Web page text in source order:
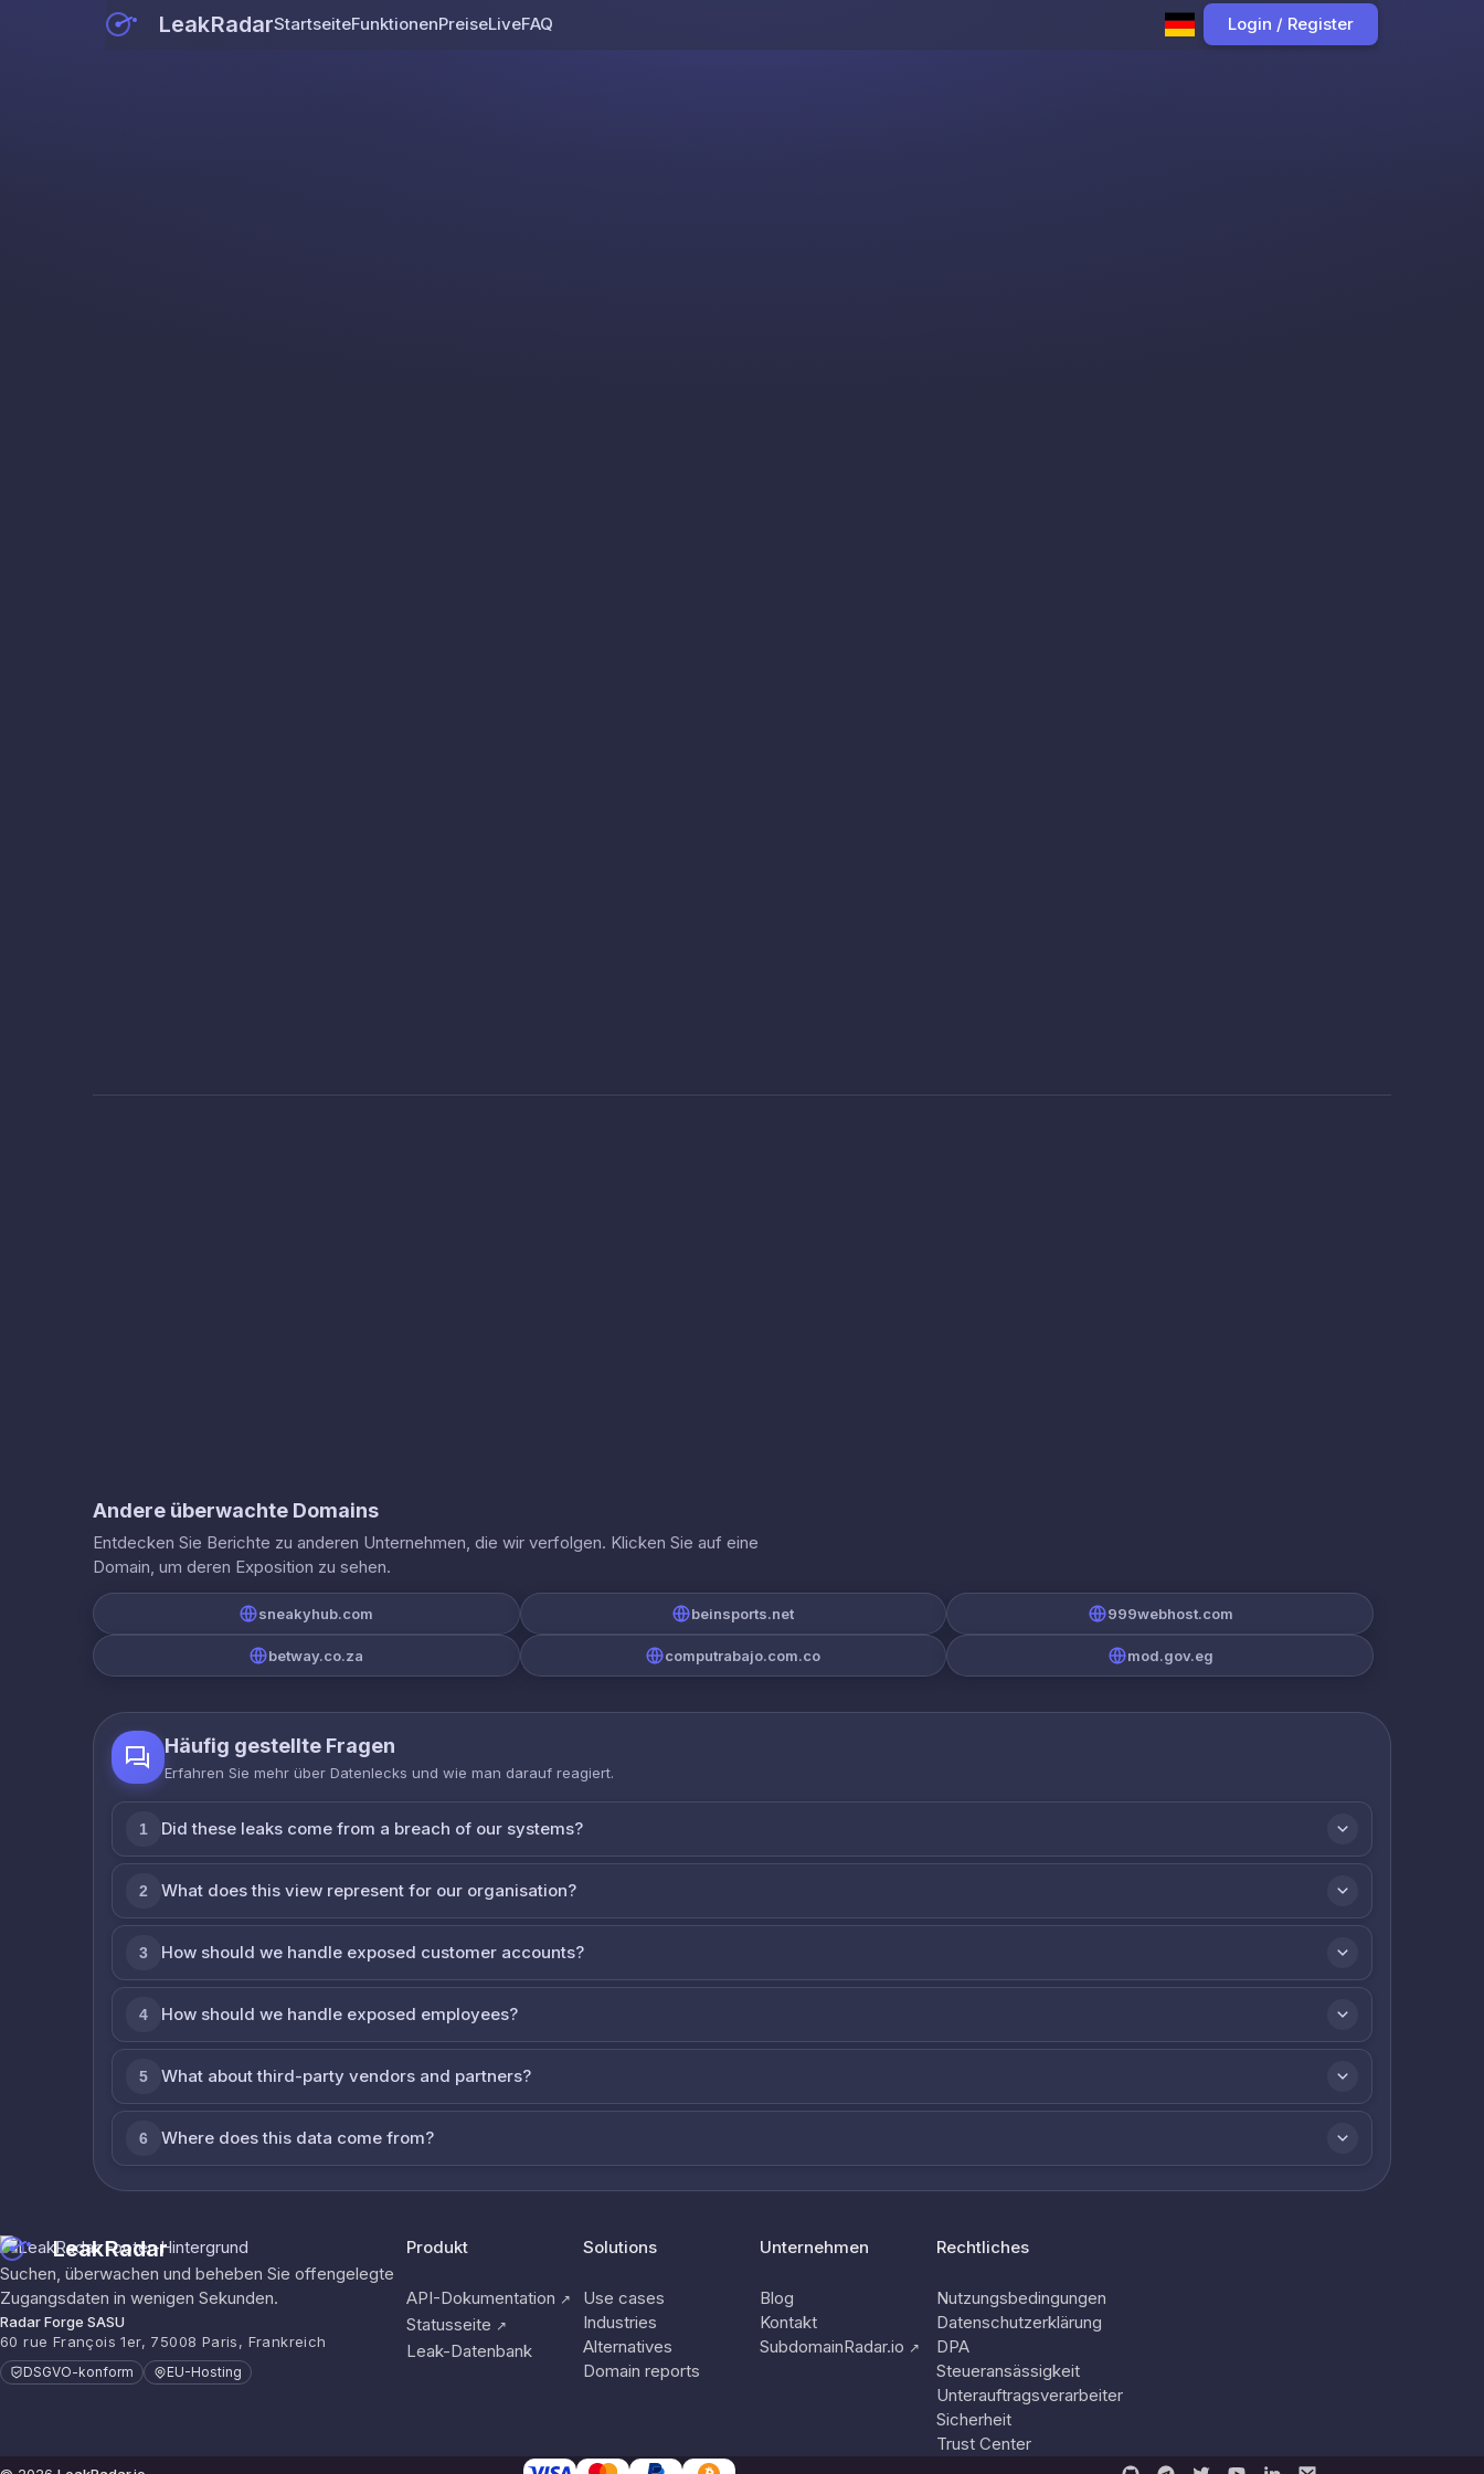
LeakRadarStartseiteFunktionenPreiseLiveFAQ Login / Register
Andere überwachte Domains
Entdecken Sie Berichte zu anderen Unternehmen, die wir verfolgen. Klicken Sie auf eine
Domain, um deren Exposition zu sehen.
sneakyhub.com beinsports.net 999webhost.com
betway.co.za computrabajo.com.co mod.gov.eg
Häufig gestellte Fragen
Erfahren Sie mehr über Datenlecks und wie man darauf reagiert.
1 Did these leaks come from a breach of our systems?
2 What does this view represent for our organisation?
3 How should we handle exposed customer accounts?
4 How should we handle exposed employees?
5 What about third-party vendors and partners?
6 Where does this data come from?
LeakRadar
Suchen, überwachen und beheben Sie offengelegte
Zugangsdaten in wenigen Sekunden.
Radar Forge SASU
60 rue François 1er, 75008 Paris, Frankreich
DSGVO-konform EU-Hosting
Produkt
API-Dokumentation ↗
Statusseite ↗
Leak-Datenbank
Solutions
Use cases
Industries
Alternatives
Domain reports
Unternehmen
Blog
Kontakt
SubdomainRadar.io ↗
Rechtliches
Nutzungsbedingungen
Datenschutzerklärung
DPA
Steueransässigkeit
Unterauftragsverarbeiter
Sicherheit
Trust Center